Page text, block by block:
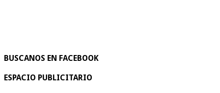
BUSCANOS EN FACEBOOK
ESPACIO PUBLICITARIO